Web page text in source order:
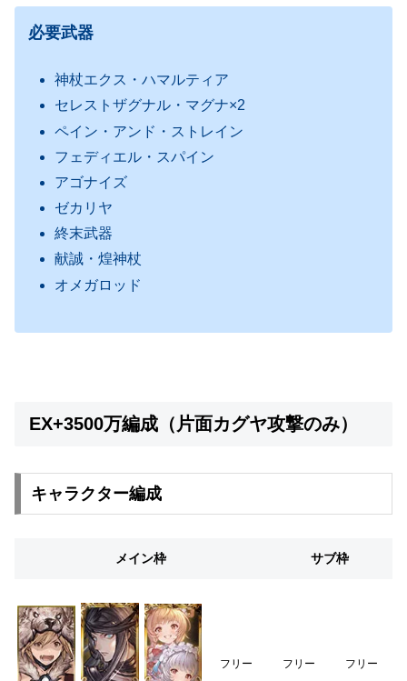
必要武器
神杖エクス・ハマルティア
セレストザグナル・マグナ×2
ペイン・アンド・ストレイン
フェディエル・スパイン
アゴナイズ
ゼカリヤ
終末武器
献誠・煌神杖
オメガロッド
EX+3500万編成（片面カグヤ攻撃のみ）
キャラクター編成
メイン枠 サブ枠
フリー フリー フリー